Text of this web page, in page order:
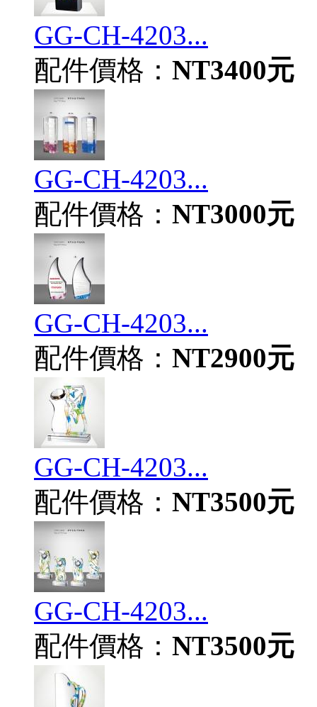
GG-CH-4203...
配件價格： NT3400元
GG-CH-4203...
配件價格： NT3000元
GG-CH-4203...
配件價格： NT2900元
GG-CH-4203...
配件價格： NT3500元
GG-CH-4203...
配件價格： NT3500元